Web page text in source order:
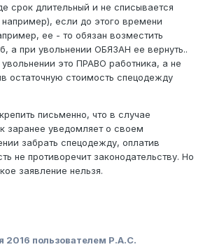
срок длительный и не списывается
например), если до этого времени
ее - то обязан возместить
а при увольнении ОБЯЗАН ее вернуть..
увольнении это ПРАВО работника, а не
остаточную стоимость спецодежду
письменно, что в случае
заранее уведомляет о своем
забрать спецодежду, оплатив
не противоречит законодательству. Но
заявление нельзя.
2016 пользователем Р.А.С.